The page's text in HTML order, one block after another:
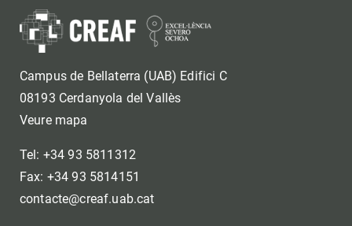
Campus de Bellaterra (UAB) Edifici C
08193 Cerdanyola del Vallès
Veure mapa
Tel: +34 93 5811312
Fax: +34 93 5814151
contacte@creaf.uab.cat